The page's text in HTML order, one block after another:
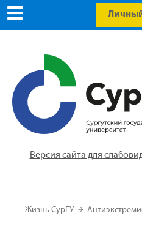
Версия сайта для
Жизнь СурГУ